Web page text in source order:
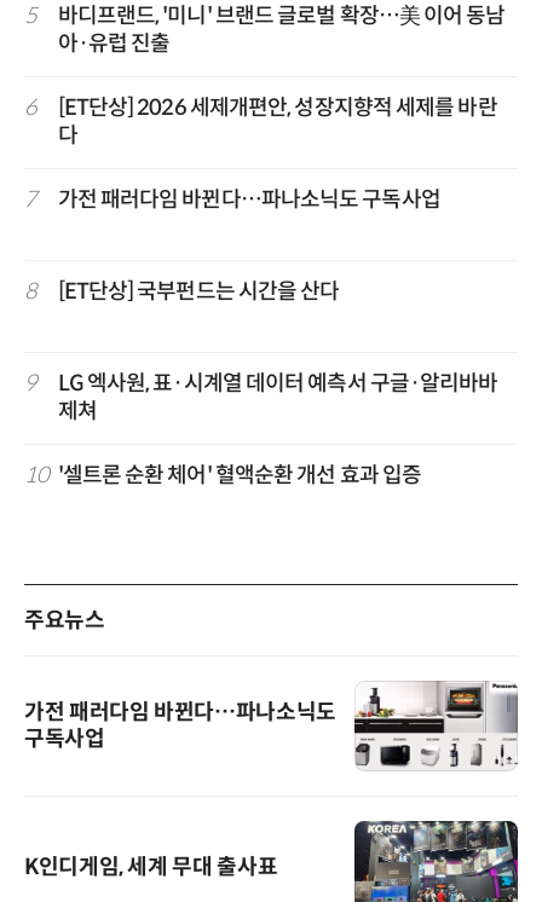
5
바디프랜드, '미니' 브랜드 글로벌 확장…美 이어 동남
아·유럽 진출
6
[ET단상] 2026 세제개편안, 성장지향적 세제를 바란
다
7 가전 패러다임 바뀐다…파나소닉도 구독사업
8 [ET단상] 국부펀드는 시간을 산다
9
LG 엑사원, 표·시계열 데이터 예측서 구글·알리바바
제쳐
10 '셀트론 순환 체어' 혈액순환 개선 효과 입증
주요뉴스
가전 패러다임 바뀐다…파나소닉도
구독사업
K인디게임, 세계 무대 출사표